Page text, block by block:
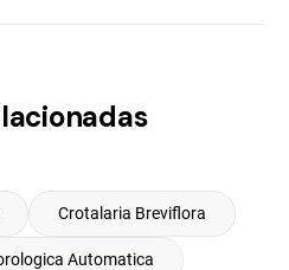
Crotalaria Breviflora
Automatica